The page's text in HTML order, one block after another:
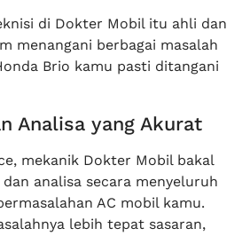
di Dokter Mobil itu ahli dan
menangani berbagai masalah
Brio kamu pasti ditangani
Analisa yang Akurat
mekanik Dokter Mobil bakal
analisa secara menyeluruh
AC mobil kamu.
lebih tepat sasaran,